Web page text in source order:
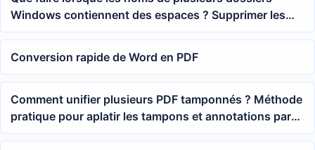
Windows contiennent des espaces ? Supprimer les
espaces en masse et normaliser les noms de
Conversion rapide de Word en PDF
Comment unifier plusieurs PDF tamponnés ? Méthode
pratique pour aplatir les tampons et annotations par
lots